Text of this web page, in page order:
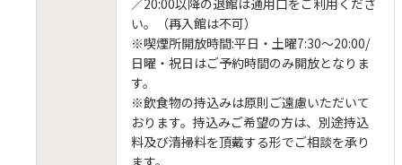
い。（再入館は不可）
※喫煙所開放時間:平日・土曜7:30～20:00/
日曜・祝日はご予約時間のみ開放となりま
す。
※飲食物の持込みは原則ご遠慮いただいて
おります。持込みご希望の方は、別途持込
料及び清掃料を頂戴する形でご相談を承り
ます。